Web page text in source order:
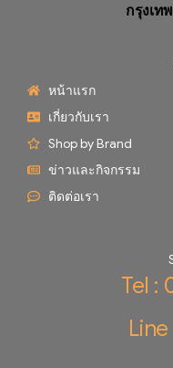
กรุงเท
หน้าแรก
เกี่ยวกับเรา
Shop by Brand
ข่าวและกิจกรรม
ติดต่อเรา
Tel :